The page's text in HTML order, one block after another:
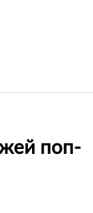
поп-